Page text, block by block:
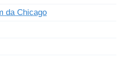
da Chicago